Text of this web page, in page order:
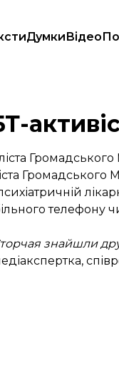
ДумкиВідео
Громадського
телефону
знайшли